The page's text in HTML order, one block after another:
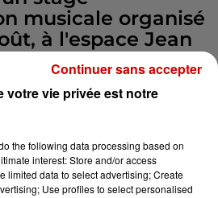
musicale organisé
à l'espace Jean
Arhiman
Bertrand
Bercé
vendredi 26 août,
quartet NUNC, l'un
votre vie privée est notre
the following data processing based on
interest: Store and/or access
limited data to select advertising; Create
Use profiles to select personalised
Continuer sans accepter